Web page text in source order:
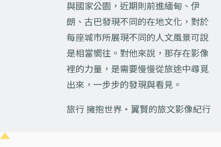
與國家公園，近期則前進緬甸、伊
朗、古巴發現不同的在地文化，對於
每座城市所展現不同的人文風景可說
是相當嚮往。對他來說，那存在影像
裡的力量，是需要慢慢從旅途中尋覓
出來，一步步的發現與看見。
旅行 擁抱世界‧翼賢的旅文影像紀行